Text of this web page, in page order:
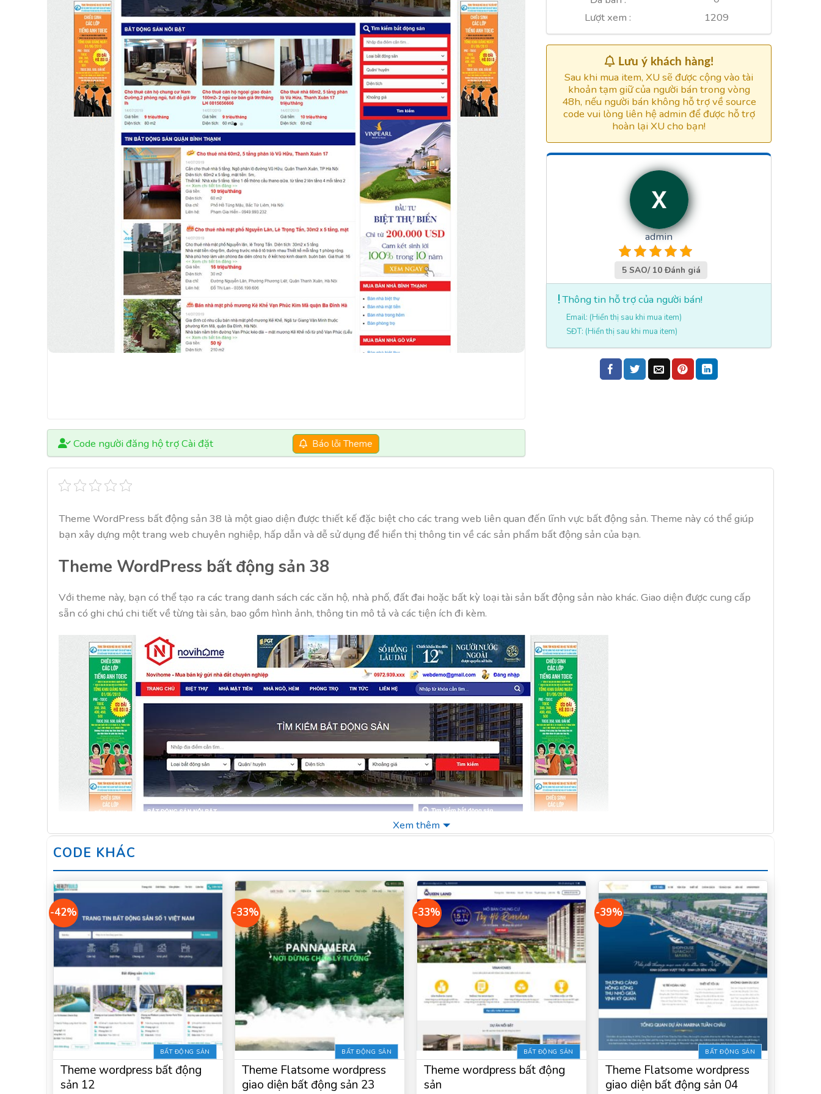
Code người đăng hộ trợ Cài đặt Báo lỗi Theme
Lượt xem :
1209
Lưu ý khách hàng!
Sau khi mua item, XU sẽ được cộng vào tài
khoản tạm giữ của người bán trong vòng
48h, nếu người bán không hỗ trợ về source
code vui lòng liên hệ admin để được hỗ trợ
hoàn lại XU cho bạn!
admin
5 SAO/ 10 Đánh giá
Thông tin hỗ trợ của người bán!
Email: (Hiển thị sau khi mua item)
SĐT: (Hiển thị sau khi mua item)
Theme WordPress bất động sản 38 là một giao diện được thiết kế đặc biệt cho các trang web liên quan đến lĩnh vực bất động sản. Theme này có thể giúp
bạn xây dựng một trang web chuyên nghiệp, hấp dẫn và dễ sử dụng để hiển thị thông tin về các sản phẩm bất động sản của bạn.
Theme WordPress bất động sản 38
Với theme này, bạn có thể tạo ra các trang danh sách các căn hộ, nhà phố, đất đai hoặc bất kỳ loại tài sản bất động sản nào khác. Giao diện được cung cấp
sẵn có ghi chú chi tiết về từng tài sản, bao gồm hình ảnh, thông tin mô tả và các tiện ích đi kèm.
Xem thêm
CODE KHÁC
-42%
BẤT ĐỘNG SẢN
Theme wordpress bất động
sản 12
-33%
BẤT ĐỘNG SẢN
Theme Flatsome wordpress
giao diện bất động sản 23
-33%
BẤT ĐỘNG SẢN
Theme wordpress bất động
sản
-39%
BẤT ĐỘNG SẢN
Theme Flatsome wordpress
giao diện bất động sản 04